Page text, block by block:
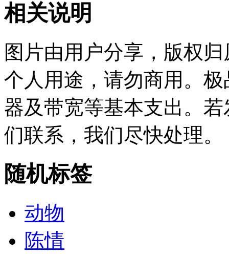
相关说明
图片由用户分享，版权
个人用途，请勿商用。
器及带宽等基本支出。
们联系，我们尽快处理。
随机标签
动物
陈情